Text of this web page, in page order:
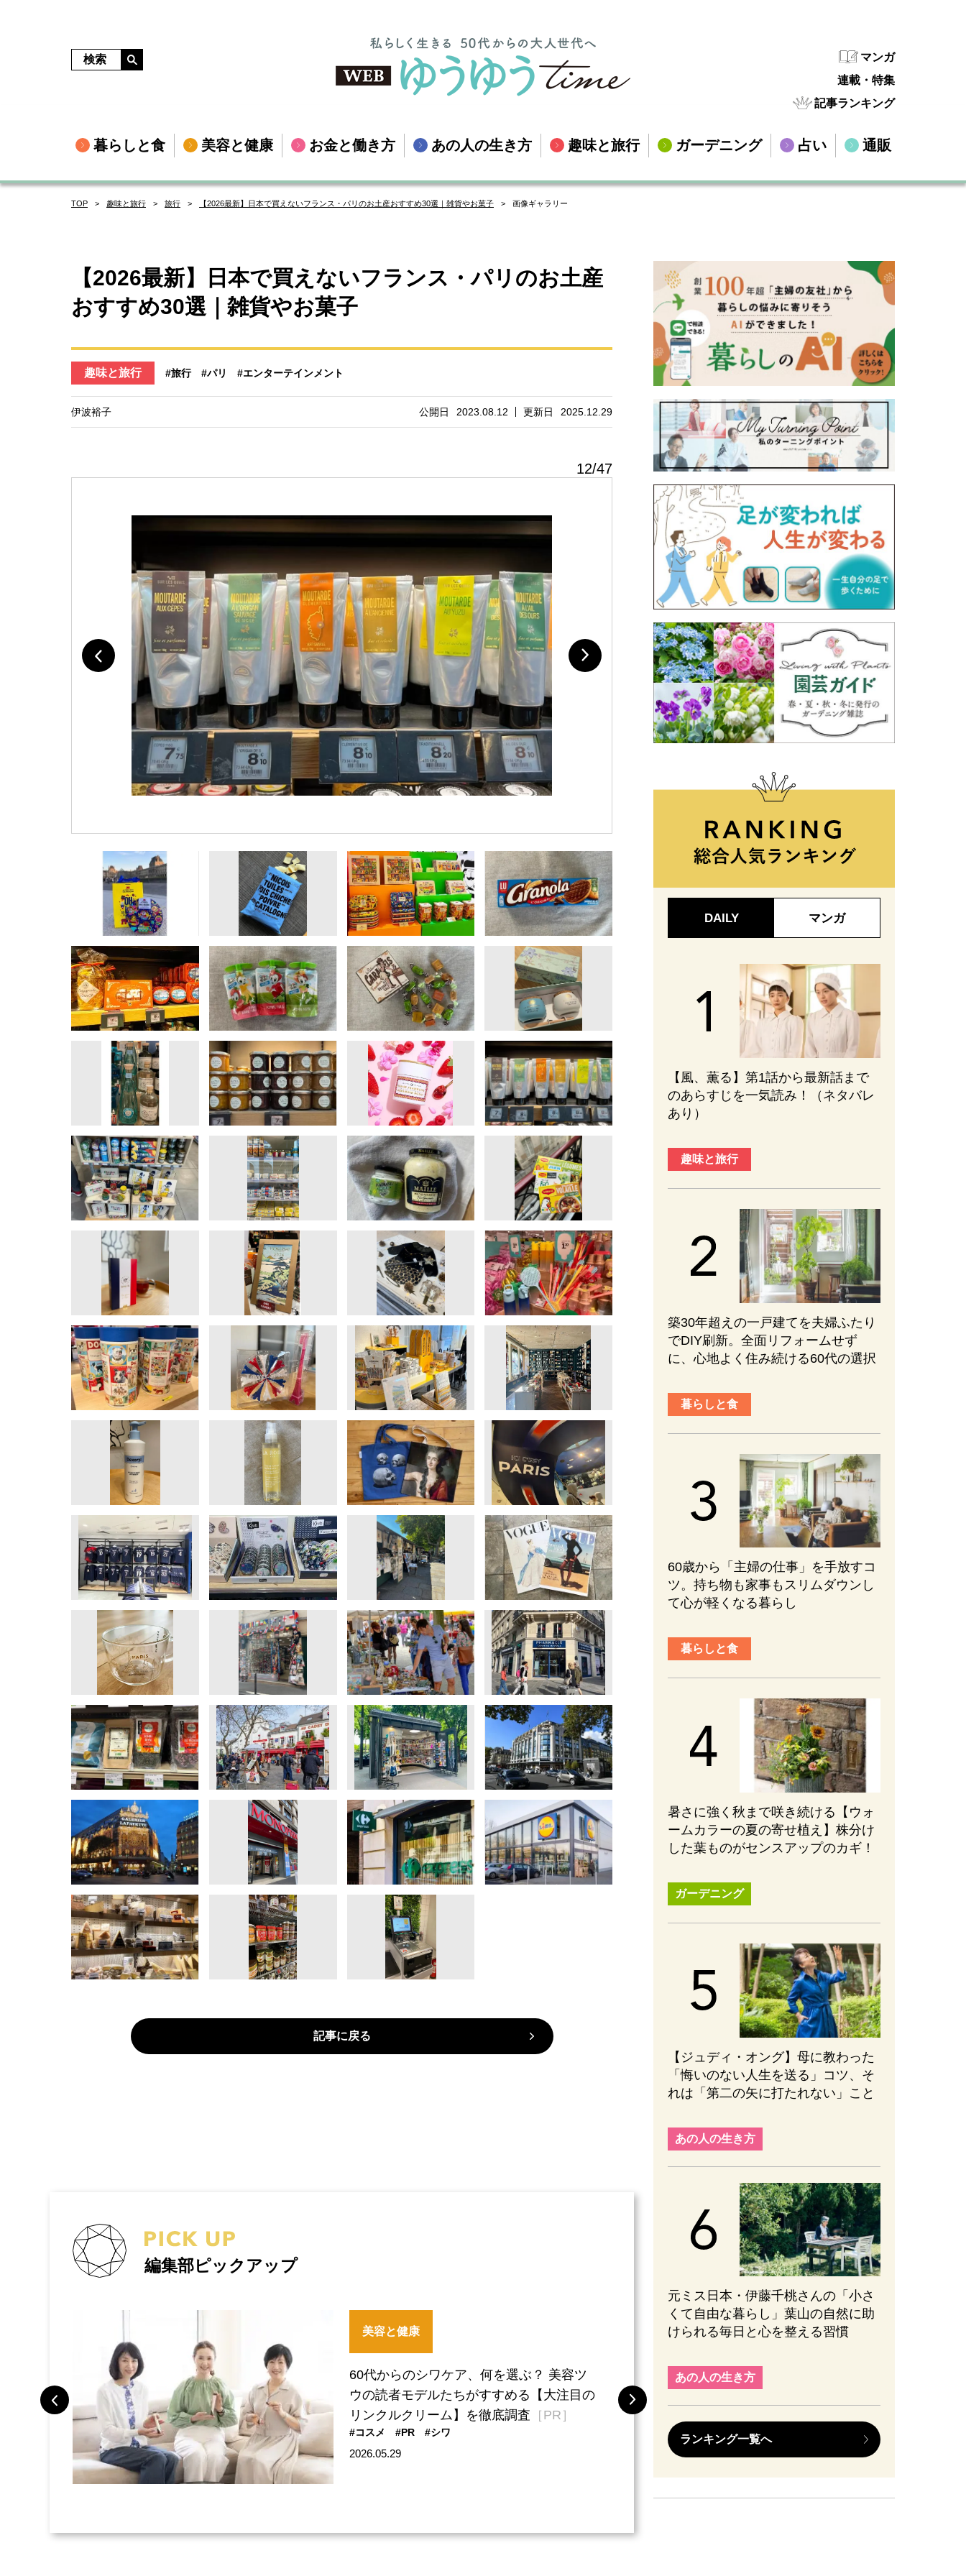
マンガ
連載・特集
記事ランキング
暮らしと食 美容と健康 お金と働き方 あの人の生き方 趣味と旅行 ガーデニング 占い 通販
TOP 趣味と旅行 旅行 【2026最新】日本で買えないフランス・パリのお土産おすすめ30選｜雑貨やお菓子 画像ギャラリー
【2026最新】日本で買えないフランス・パリのお土産
おすすめ30選｜雑貨やお菓子
趣味と旅行 #旅行 #パリ #エンターテインメント
公開日 2023.08.12 更新日 2025.12.29
伊波裕子
12/47
記事に戻る
編集部ピックアップ
検証した
美容と健康
60代からのシワケア、何を選ぶ？ 美容ツ
ウの読者モデルたちがすすめる【大注目の
リンクルクリーム】を徹底調査 ［PR］
#コスメ #PR #シワ
2026.05.29
かれる【ネタ
#エンターテインメ
DAILY マンガ
【風、薫る】第1話から最新話まで
のあらすじを一気読み！（ネタバレ
あり）
趣味と旅行
築30年超えの一戸建てを夫婦ふたり
でDIY刷新。全面リフォームせず
に、心地よく住み続ける60代の選択
暮らしと食
60歳から「主婦の仕事」を手放すコ
ツ。持ち物も家事もスリムダウンし
て心が軽くなる暮らし
暮らしと食
暑さに強く秋まで咲き続ける【ウォ
ームカラーの夏の寄せ植え】株分け
した葉ものがセンスアップのカギ！
ガーデニング
【ジュディ・オング】母に教わった
「悔いのない人生を送る」コツ、そ
れは「第二の矢に打たれない」こと
あの人の生き方
元ミス日本・伊藤千桃さんの「小さ
くて自由な暮らし」葉山の自然に助
けられる毎日と心を整える習慣
あの人の生き方
ランキング一覧へ